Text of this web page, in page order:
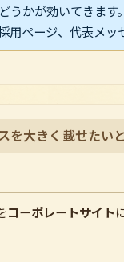
うかが効いてきま
用ページ、代表メッ
を大きく載せたい
コーポレートサイト